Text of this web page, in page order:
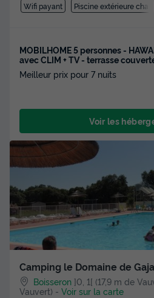
Wifi payant Piscine extérieure
MOBILHOME 5 personnes -
avec CLIM + TV - terrasse
Meilleur prix pour 7 nuits
Voir les
Camping le Domaine de
Boisseron ]0, 1[ (17,9 m de
Vauvert) - Voir sur la carte